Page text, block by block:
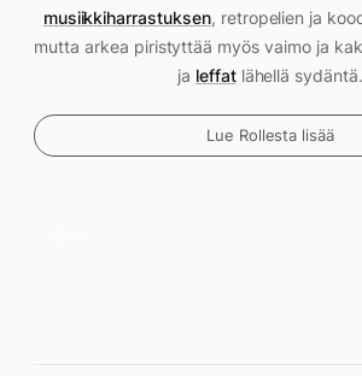
musiikkiharrastuksen, retropelien ja
mutta arkea piristyttää myös vaimo ja
ja leffatlähellä sydäntä.
Lue Rollesta lisää